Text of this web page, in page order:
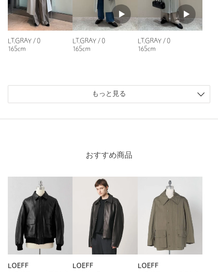
LT.GRAY / 0
165cm
LT.GRAY / 0
165cm
LT.GRAY / 0
165cm
もっと見る
おすすめ商品
LOEFF
LOEFF
LOEFF